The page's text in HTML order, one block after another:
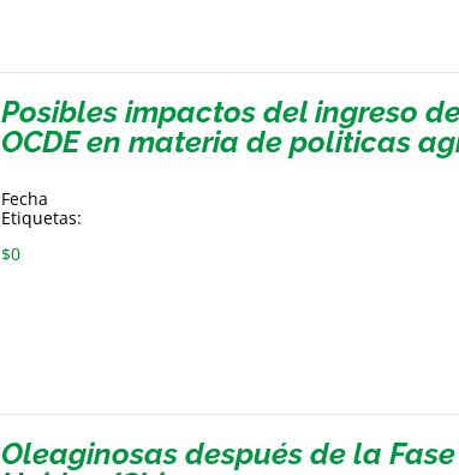
Posibles impactos del ingreso
OCDE en materia de politicas
Fecha
Etiquetas:
$0
Oleaginosas después de la